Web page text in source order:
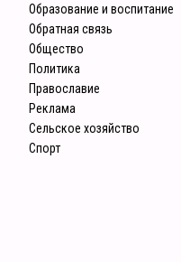
Образование и воспитание
Обратная связь
Общество
Политика
Православие
Реклама
Сельское хозяйство
Спорт